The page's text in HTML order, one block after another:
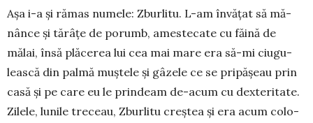
Așa i-a și rămas numele: Zbur­litu. L-am învățat să mă­
nânce și tă­râțe de porumb, ames­tecate cu făină de
mălai, însă plăcerea lui cea mai ma­re era să-mi ciugu­
leas­că din pal­mă muștele și gâzele ce se pri­pă­șeau prin
casă și pe care eu le prindeam de-acum cu dexte­ri­ta­te.
Zilele, lunile tre­ceau, Zbur­litu creș­­­­tea și era acum colo­